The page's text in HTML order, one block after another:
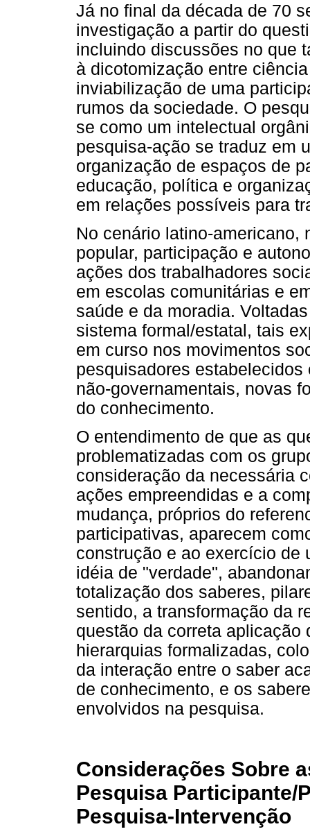
Já no final da década de 70
investigação a partir do
incluindo discussões no que
à dicotomização entre
inviabilização de uma
rumos da sociedade. O
se como um intelectual
pesquisa-ação se traduz em
organização de espaços de
educação, política e
em relações possíveis para
No cenário latino-americano,
popular, participação e
ações dos trabalhadores
em escolas comunitárias e
saúde e da moradia.
sistema formal/estatal, tais
em curso nos movimentos
pesquisadores
não-governamentais, novas
do conhecimento.
O entendimento de que as
problematizadas com os
consideração da necessária
ações empreendidas e a
mudança, próprios do
participativas, aparecem
construção e ao exercício de
idéia de "verdade",
totalização dos saberes,
sentido, a transformação da
questão da correta
hierarquias formalizadas,
da interação entre o saber
de conhecimento, e os
envolvidos na pesquisa.
Considerações Sobre
Pesquisa Participante/
Pesquisa-Intervenção